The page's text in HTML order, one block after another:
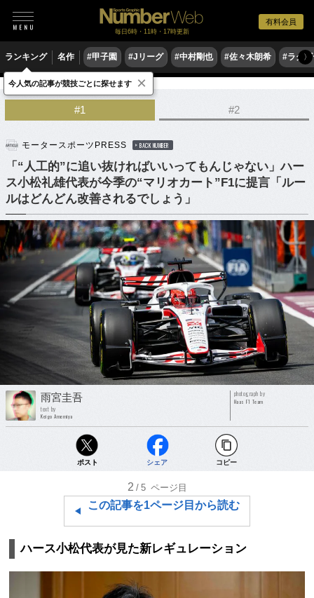
有料会員
毎日6時・11時・17時更新
ランキング 名作 #甲子園 #Jリーグ #中村剛也 #佐々木朗希 #ラグ〉
モータースポーツ F1
#1 #2
モータースポーツPRESS BACK NUMBER
「“人工的”に追い抜ければいいってもんじゃない」ハー
ス小松礼雄代表が今季の“マリオカート”F1に提言「ルー
ルはどんどん改善されるでしょう」
雨宮圭吾
text by
Keigo Amemiya
photograph by
Haas F1 Team
ポスト シェア コピー
2 /5 ページ目
この記事を1ページ目から読む
ハース小松代表が見た新レギュレーション
今人気の記事が競技ごとに探せます ×